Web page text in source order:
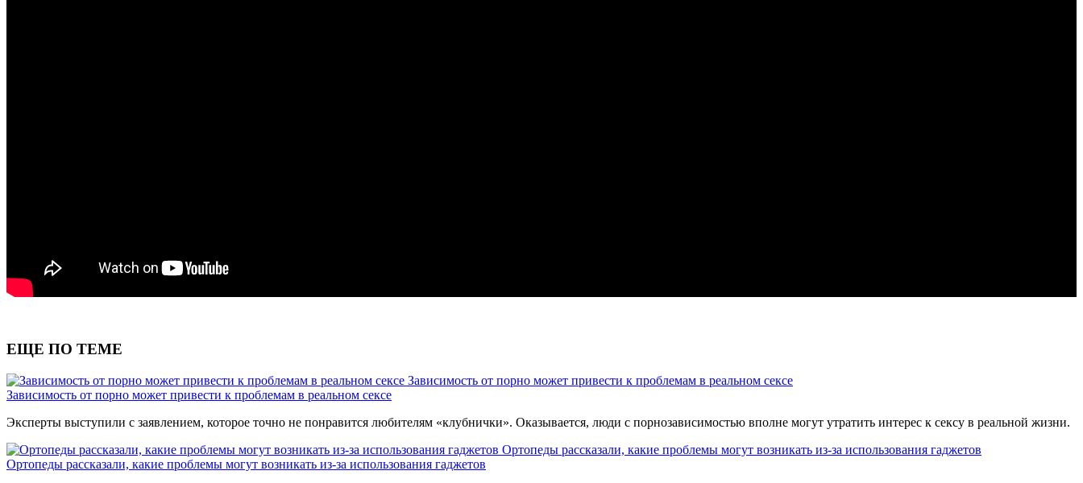
ЕЩЕ ПО ТЕМЕ
Зависимость от порно может привести к проблемам в реальном сексе
Зависимость от порно может привести к проблемам в реальном сексе
Эксперты выступили с заявлением, которое точно не понравится любителям «клубнички». Оказывается, люди с порнозависимостью вполне могут утратить интерес к сексу в реальной жизни.
Ортопеды рассказали, какие проблемы могут возникать из-за использования гаджетов
Ортопеды рассказали, какие проблемы могут возникать из-за использования гаджетов